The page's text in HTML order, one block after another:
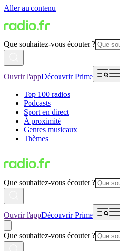
Aller au contenu
Que souhaitez-vous écouter ?
Ouvrir l'appDécouvrir Prime
Top 100 radios
Podcasts
Sport en direct
À proximité
Genres musicaux
Thèmes
Que souhaitez-vous écouter ?
Ouvrir l'appDécouvrir Prime
Que souhaitez-vous écouter ?